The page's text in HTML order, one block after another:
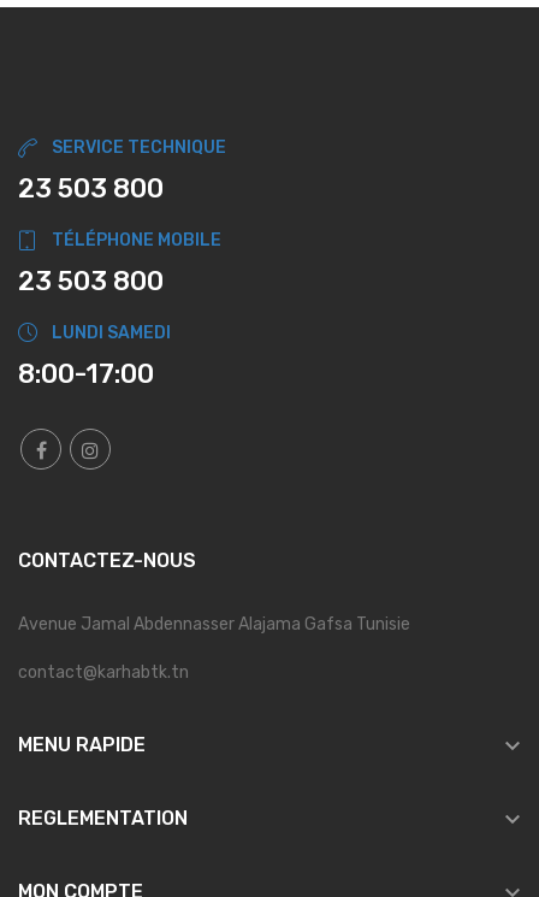
SERVICE TECHNIQUE
23 503 800
TÉLÉPHONE MOBILE
23 503 800
LUNDI SAMEDI
8:00-17:00
CONTACTEZ-NOUS
Avenue Jamal Abdennasser Alajama Gafsa Tunisie
contact@karhabtk.tn
MENU RAPIDE 
REGLEMENTATION 
MON COMPTE